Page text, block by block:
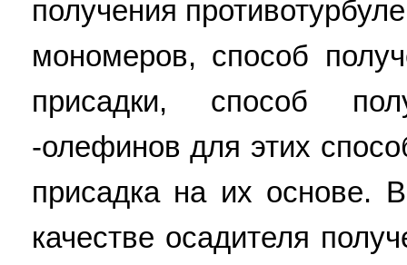
получения
мономеров, способ
присадки, способ
-олефинов для этих
присадка на их основе.
качестве осадителя